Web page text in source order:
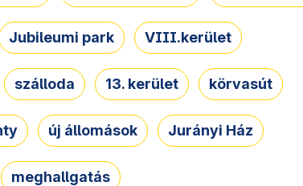
Jubileumi park VIII.kerület
szálloda 13. kerület körvasút
új állomások Jurányi Ház
meghallgatás